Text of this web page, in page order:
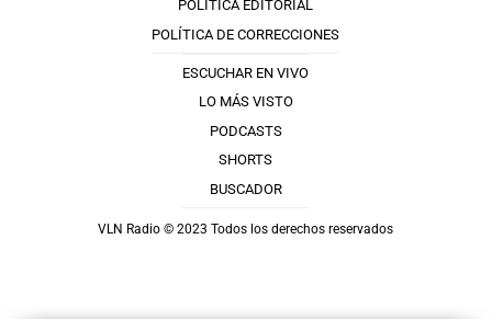
POLÍTICA EDITORIAL
POLÍTICA DE CORRECCIONES
ESCUCHAR EN VIVO
LO MÁS VISTO
PODCASTS
SHORTS
BUSCADOR
VLN Radio © 2023 Todos los derechos reservados